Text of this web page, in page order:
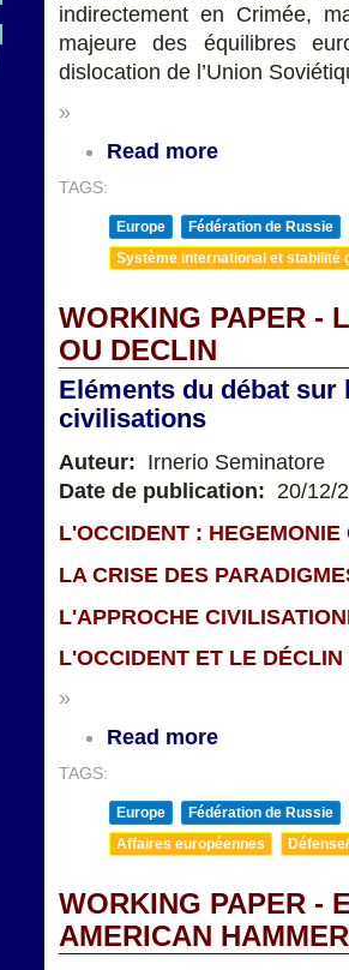
indirectement en Crimée,
majeure des équilibres
dislocation de l’Union
»
Read more
TAGS:
Europe
Fédération de Russie
Système international et stabilité
WORKING PAPER -
OU DECLIN
Eléments du débat sur
civilisations
Auteur: Irnerio Seminatore
Date de publication: 20/12/
L'OCCIDENT : HEGEMONIE
LA CRISE DES
L'APPROCHE
L'OCCIDENT ET LE
»
Read more
TAGS:
Europe
Fédération de Russie
Affaires européennes
WORKING PAPER -
AMERICAN